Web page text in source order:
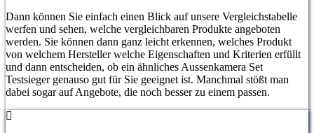
Dann können Sie einfach einen Blick auf unsere Vergleichstabelle
werfen und sehen, welche vergleichbaren Produkte angeboten
werden. Sie können dann ganz leicht erkennen, welches Produkt
von welchem Hersteller welche Eigenschaften und Kriterien erfüllt
und dann entscheiden, ob ein ähnliches Aussenkamera Set
Testsieger genauso gut für Sie geeignet ist. Manchmal stößt man
dabei sogar auf Angebote, die noch besser zu einem passen.